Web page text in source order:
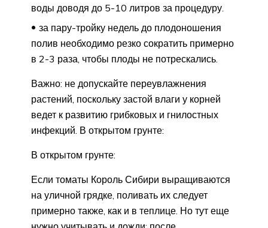
воды доводя до 5-10 литров за процедуру.
за пару-тройку недель до плодоношения
полив необходимо резко сократить примерно
в 2-3 раза, чтобы плоды не потрескались.
Важно: не допускайте переувлажнения
растений, поскольку застой влаги у корней
ведет к развитию грибковых и гнилостных
инфекций. В открытом грунте:
В открытом грунте:
Если томаты Король Сибири выращиваются
на уличной грядке, поливать их следует
примерно также, как и в теплице. Но тут еще